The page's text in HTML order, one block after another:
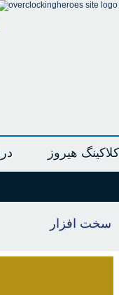
هیروز
سخت افزار